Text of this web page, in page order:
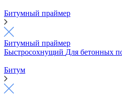
Битумный праймер
Битумный праймер
Быстросохнущий Для бетонных
Битум